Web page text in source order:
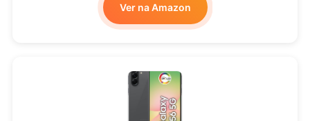
Ver na Amazon